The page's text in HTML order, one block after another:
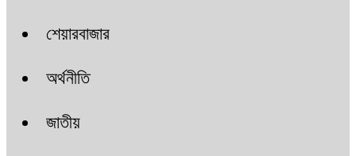
শেয়ারবাজার
অর্থনীতি
জাতীয়